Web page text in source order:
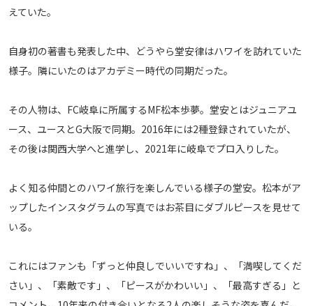
ご利用にあたって
プライバシーポリシー
えていた。
自身初の著書も発表した中、どうやら堂安律はハワイを訪れていた
様子。隣にいたのはアカデミー時代の同期だった。
その人物は、FC岐阜に所属するMF松本歩夢。堂安とはジュニアユ
ース、ユースとG大阪で同期。2016年には2種登録されていたが、
その後は関西大学へと進学し、2021年に岐阜でプロ入りした。
よく知る仲間とのハワイ旅行を楽しんでいる様子の堂安。松本がア
ップしたインスタグラムの写真ではお茶目にダブルピースを見せて
いる。
これにはファンも「ずっと仲良しでいいですね」、「満喫してくだ
さい」、「素敵です」、「ピースがかわいい」、「最高すぎる」と